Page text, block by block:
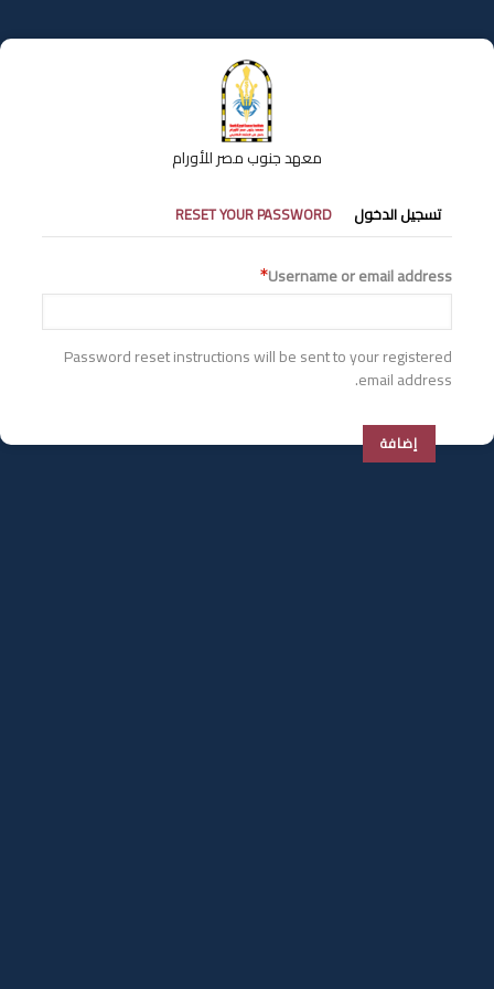
إلى
المحتوى
معهد جنوب مصر للأورام
التبويبات
الأساسية
تسجيل الدخول RESET YOUR PASSWORD
Username or email address
Password reset instructions will be sent to your registered
email address.